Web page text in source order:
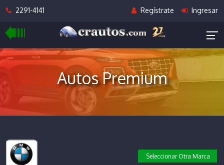
2291-4141 Regístrate Ingresar
Autos Premium
Seleccionar Otra Marca